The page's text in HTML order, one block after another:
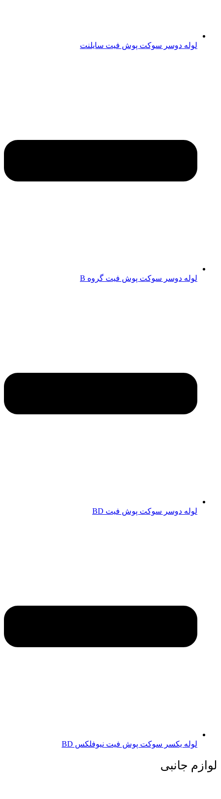
لوله دوسر سوکت پوش فیت سایلنت
لوله دوسر سوکت پوش فیت گروه B
لوله دوسر سوکت پوش فیت BD
لوله یکسر سوکت پوش فیت نیوفلکس BD
لوازم جانبی